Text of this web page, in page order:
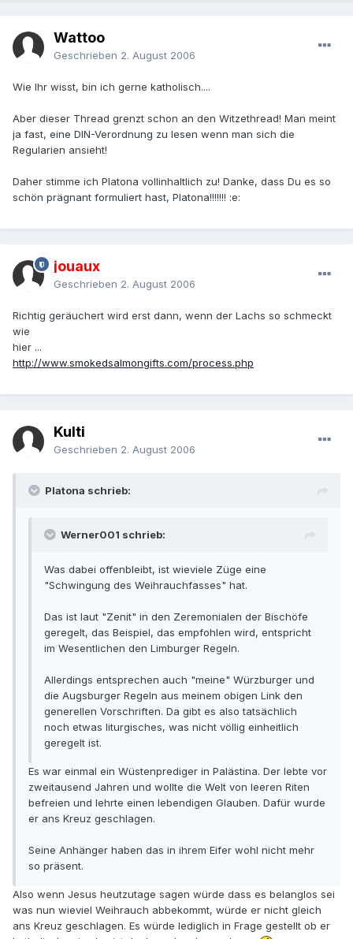
Wattoo
Geschrieben 2. August 2006
Wie Ihr wisst, bin ich gerne katholisch....
Aber dieser Thread grenzt schon an den Witzethread! Man meint
ja fast, eine DIN-Verordnung zu lesen wenn man sich die
Regularien ansieht!
Daher stimme ich Platona vollinhaltlich zu! Danke, dass Du es so
schön prägnant formuliert hast, Platona!!!!!!! :e:
jouaux
Geschrieben 2. August 2006
Richtig geräuchert wird erst dann, wenn der Lachs so schmeckt
wie
hier ...
http://www.smokedsalmongifts.com/process.php
Kulti
Geschrieben 2. August 2006
Platona schrieb:
Werner001 schrieb:
Was dabei offenbleibt, ist wieviele Züge eine
"Schwingung des Weihrauchfasses" hat.
Das ist laut "Zenit" in den Zeremonialen der Bischöfe
geregelt, das Beispiel, das empfohlen wird, entspricht
im Wesentlichen den Limburger Regeln.
Allerdings entsprechen auch "meine" Würzburger und
die Augsburger Regeln aus meinem obigen Link den
generellen Vorschriften. Da gibt es also tatsächlich
noch etwas liturgisches, was nicht völlig einheitlich
geregelt ist.
Es war einmal ein Wüstenprediger in Palästina. Der lebte vor
zweitausend Jahren und wollte die Welt von leeren Riten
befreien und lehrte einen lebendigen Glauben. Dafür wurde
er ans Kreuz geschlagen.
Seine Anhänger haben das in ihrem Eifer wohl nicht mehr
so präsent.
Also wenn Jesus heutzutage sagen würde dass es belanglos sei
was nun wieviel Weihrauch abbekommt, würde er nicht gleich
ans Kreuz geschlagen. Es würde lediglich in Frage gestellt ob er